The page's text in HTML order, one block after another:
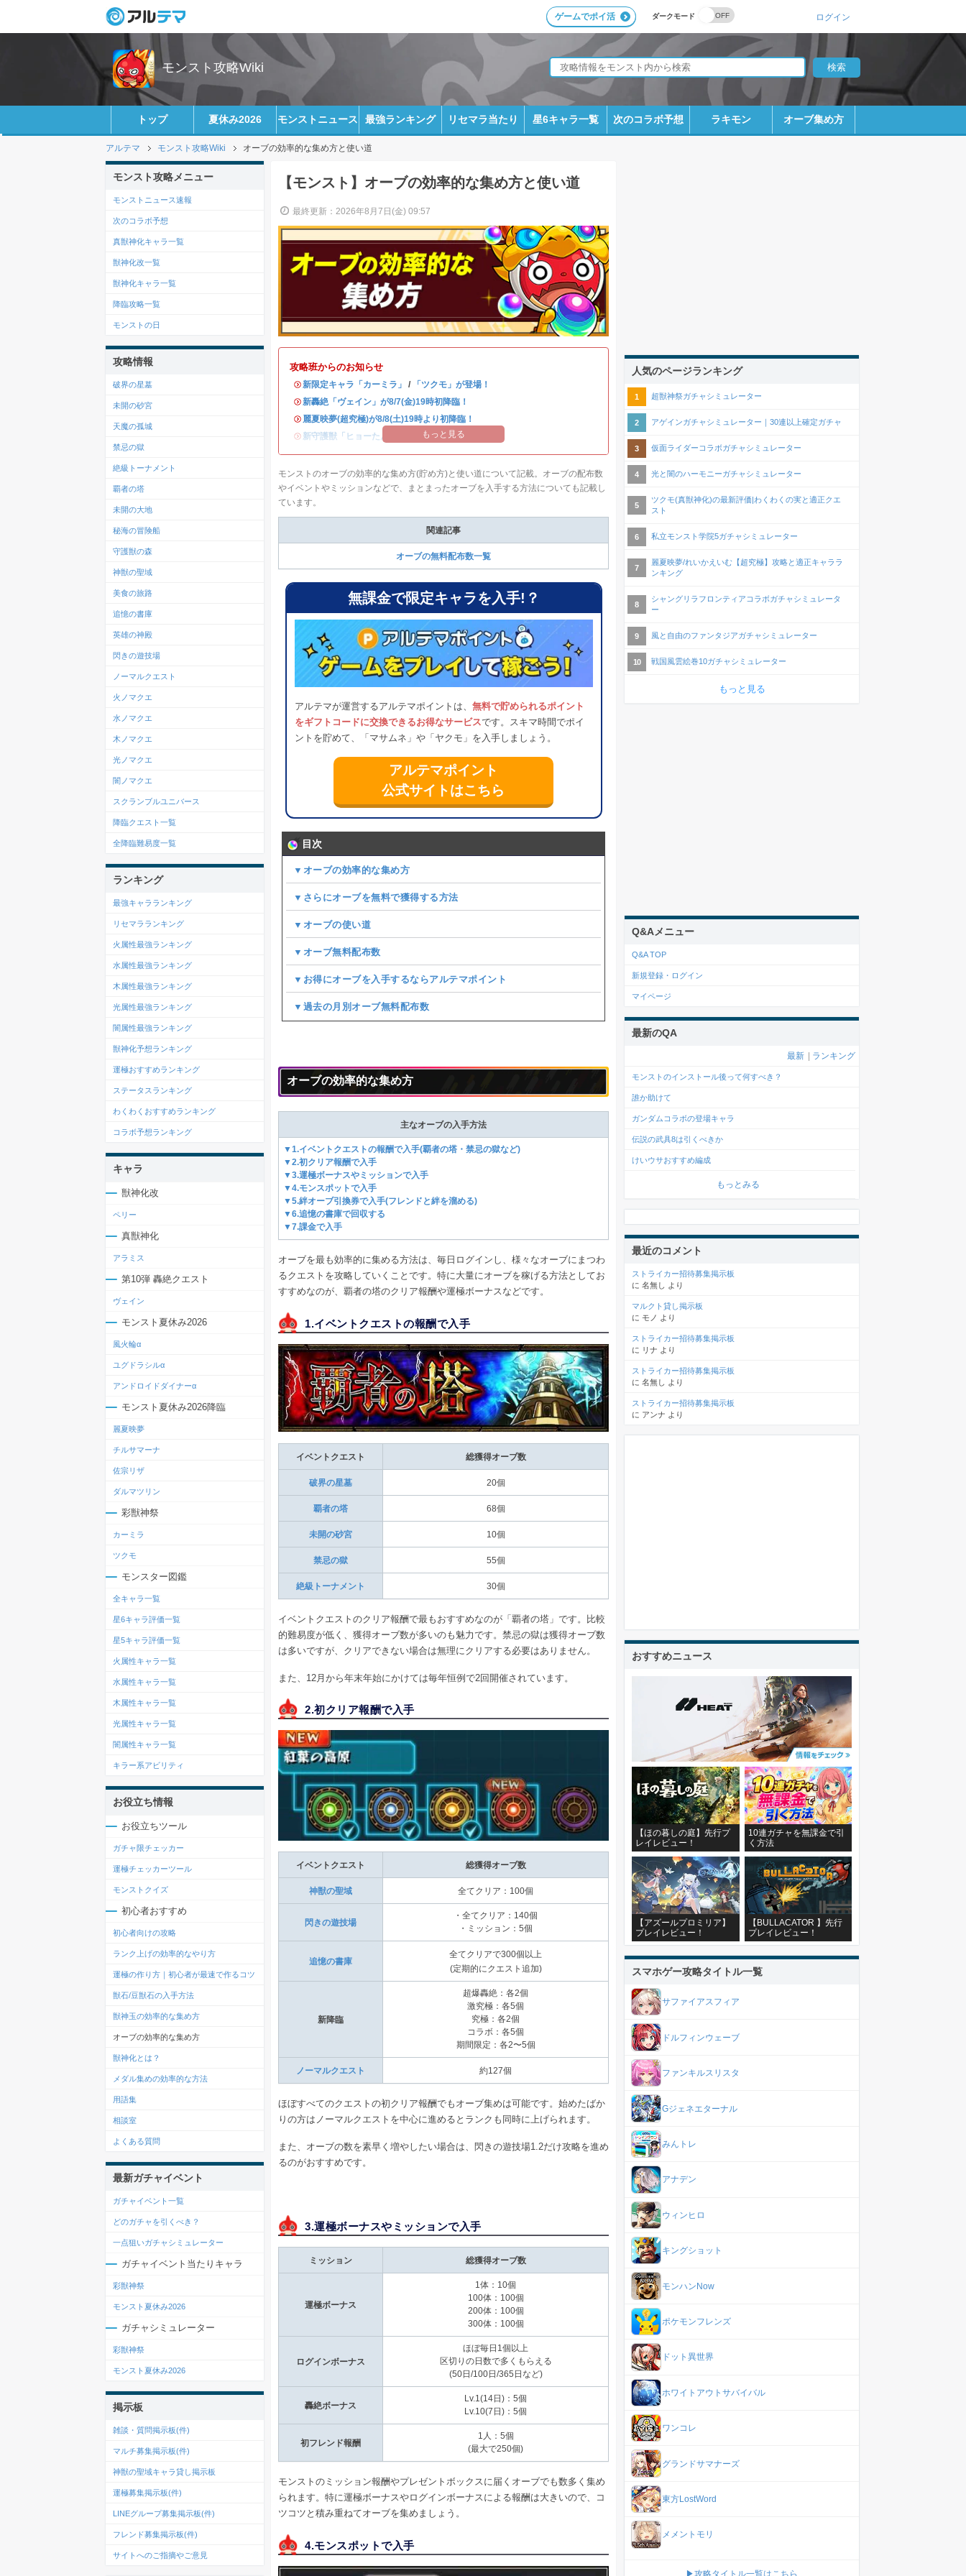
ダークモード
ゲームでポイ活 ログイン
モンスト攻略Wiki
トップ 夏休み2026 モンストニュース 最強ランキング リセマラ当たり 星6キャラ一覧 次のコラボ予想 ラキモン オーブ集め方
アルテマ モンスト攻略Wiki オーブの効率的な集め方と使い道
【モンスト】オーブの効率的な集め方と使い道
最終更新：2026年8月7日(金) 09:57
攻略班からのお知らせ
・新限定キャラ「カーミラ」 /
「ツクモ」が登場！
・新轟絶「ヴェイン」が8/7(金)19時初降臨！
・ 麗夏映夢(超究極)が8/8(土)19時より初降臨！
・ 新守護獣「ヒョーたん」が登場！もっと見る
モンストのオーブの効率的な集め方(貯め方)と使い道について記載。オーブの配布数
やイベントやミッションなどで、まとまったオーブを入手する方法についても記載し
ています。
関連記事
オーブの無料配布数一覧
無課金で限定キャラを入手!？
アルテマが運営するアルテマポイントは、 無料で貯められるポイント
をギフトコードに交換できるお得なサービスです。スキマ時間でポイ
ントを貯めて、「マサムネ」や「ヤクモ」を入手しましょう。
アルテマポイント
公式サイトはこちら
目次
▼オーブの効率的な集め方
▼さらにオーブを無料で獲得する方法
▼オーブの使い道
▼オーブ無料配布数
▼お得にオーブを入手するならアルテマポイント
▼過去の月別オーブ無料配布数
オーブの効率的な集め方
主なオーブの入手方法
▼1.イベントクエストの報酬で入手(覇者の塔・禁忌の獄など)
▼2.初クリア報酬で入手
▼3.運極ボーナスやミッションで入手
▼4.モンスポットで入手
▼5.絆オーブ引換券で入手(フレンドと絆を溜める)
▼6.追憶の書庫で回収する
▼7.課金で入手
オーブを最も効率的に集める方法は、毎日ログインし、様々なオーブにまつわ
るクエストを攻略していくことです。特に大量にオーブを稼げる方法としてお
すすめなのが、覇者の塔のクリア報酬や運極ボーナスなどです。
1.イベントクエストの報酬で入手
イベントクエスト 総獲得オーブ数
破界の星墓 20個
覇者の塔 68個
未開の砂宮 10個
禁忌の獄 55個
絶級トーナメント 30個
イベントクエストのクリア報酬で最もおすすめなのが「覇者の塔」です。比較
的難易度が低く、獲得オーブ数が多いのも魅力です。禁忌の獄は獲得オーブ数
は多いですが、クリアできない場合は無理にクリアする必要はありません。
また、12月から年末年始にかけては毎年恒例で2回開催されています。
2.初クリア報酬で入手
イベントクエスト 総獲得オーブ数
神獣の聖域 全てクリア：100個
閃きの遊技場
・全てクリア：140個
・ミッション：5個
追憶の書庫
全てクリアで300個以上
(定期的にクエスト追加)
新降臨
超爆轟絶：各2個
激究極：各5個
究極：各2個
コラボ：各5個
期間限定：各2〜5個
ノーマルクエスト 約127個
ほぼすべてのクエストの初クリア報酬でもオーブ集めは可能です。始めたばか
りの方はノーマルクエストを中心に進めるとランクも同時に上げられます。
また、オーブの数を素早く増やしたい場合は、閃きの遊技場1.2だけ攻略を進め
るのがおすすめです。
3.運極ボーナスやミッションで入手
ミッション 総獲得オーブ数
運極ボーナス
1体：10個
100体：100個
200体：100個
300体：100個
ログインボーナス
ほぼ毎日1個以上
区切りの日数で多くもらえる
(50日/100日/365日など)
轟絶ボーナス
Lv.1(14日)：5個
Lv.10(7日)：5個
初フレンド報酬
1人：5個
(最大で250個)
モンストのミッション報酬やプレゼントボックスに届くオーブでも数多く集め
られます。特に運極ボーナスやログインボーナスによる報酬は大きいので、コ
ツコツと積み重ねてオーブを集めましょう。
4.モンスポットで入手
モンスト攻略メニュー
モンストニュース速報
次のコラボ予想
真獣神化キャラ一覧
獣神化改一覧
獣神化キャラ一覧
降臨攻略一覧
モンストの日
攻略情報
破界の星墓
未開の砂宮
天魔の孤城
禁忌の獄
絶級トーナメント
覇者の塔
未開の大地
秘海の冒険船
守護獣の森
神獣の聖域
美食の旅路
追憶の書庫
英雄の神殿
閃きの遊技場
ノーマルクエスト
火ノマクエ
水ノマクエ
木ノマクエ
光ノマクエ
闇ノマクエ
スクランブルユニバース
降臨クエスト一覧
全降臨難易度一覧
ランキング
最強キャラランキング
リセマラランキング
火属性最強ランキング
水属性最強ランキング
木属性最強ランキング
光属性最強ランキング
闇属性最強ランキング
獣神化予想ランキング
運極おすすめランキング
ステータスランキング
わくわくおすすめランキング
コラボ予想ランキング
キャラ
獣神化改
ペリー
真獣神化
アラミス
第10弾 轟絶クエスト
ヴェイン
モンスト夏休み2026
風火輪α
ユグドラシルα
アンドロイドダイナーα
モンスト夏休み2026降臨
麗夏映夢
チルサマーナ
佐宗リザ
ダルマツリン
彩獣神祭
カーミラ
ツクモ
モンスター図鑑
全キャラ一覧
星6キャラ評価一覧
星5キャラ評価一覧
火属性キャラ一覧
水属性キャラ一覧
木属性キャラ一覧
光属性キャラ一覧
闇属性キャラ一覧
キラー系アビリティ
お役立ち情報
お役立ちツール
ガチャ限チェッカー
運極チェッカーツール
モンストクイズ
初心者おすすめ
初心者向けの攻略
ランク上げの効率的なやり方
運極の作り方｜初心者が最速で作るコツ
獣石/豆獣石の入手方法
獣神玉の効率的な集め方
オーブの効率的な集め方
獣神化とは？
メダル集めの効率的な方法
用語集
相談室
よくある質問
最新ガチャイベント
ガチャイベント一覧
どのガチャを引くべき？
一点狙いガチャシミュレーター
ガチャイベント当たりキャラ
彩獣神祭
モンスト夏休み2026
ガチャシミュレーター
彩獣神祭
モンスト夏休み2026
掲示板
雑談・質問掲示板(件)
マルチ募集掲示板(件)
神獣の聖域キャラ貸し掲示板
運極募集掲示板(件)
LINEグループ募集掲示板(件)
フレンド募集掲示板(件)
サイトへのご指摘やご意見
人気のページランキング
超獣神祭ガチャシミュレーター
アゲインガチャシミュレーター｜30連以上確定ガチャ
仮面ライダーコラボガチャシミュレーター
光と闇のハーモニーガチャシミュレーター
ツクモ(真獣神化)の最新評価|わくわくの実と適正クエ
スト
私立モンスト学院5ガチャシミュレーター
麗夏映夢/れいかえいむ【超究極】攻略と適正キャララ
ンキング
シャングリラフロンティアコラボガチャシミュレータ
ー
風と自由のファンタジアガチャシミュレーター
戦国風雲絵巻10ガチャシミュレーター
もっと見る
Q&Aメニュー
Q&A TOP
新規登録・ログイン
マイページ
最新のQA
最新 ランキング
モンストのインストール後って何すべき？
誰か助けて
ガンダムコラボの登場キャラ
伝説の武具8は引くべきか
けいウサおすすめ編成
もっとみる
最近のコメント
ストライカー招待募集掲示板
に 名無し より
マルクト貸し掲示板
に モノ より
ストライカー招待募集掲示板
に リナ より
ストライカー招待募集掲示板
に 名無し より
ストライカー招待募集掲示板
に アンナ より
おすすめニュース
【ほの暮しの庭】先行プ
レイレビュー！
10連ガチャを無課金で引
く方法
【アズールプロミリア】
プレイレビュー！
【BULLACATOR 】先行
プレイレビュー！
スマホゲー攻略タイトル一覧
サファイアスフィア
ドルフィンウェーブ
ファンキルスリスタ
Gジェネエターナル
みんトレ
アナデン
ウィンヒロ
キングショット
モンハンNow
ポケモンフレンズ
ドット異世界
ホワイトアウトサバイバル
ワンコレ
グランドサマナーズ
東方LostWord
メメントモリ
▶攻略タイトル一覧はこちら